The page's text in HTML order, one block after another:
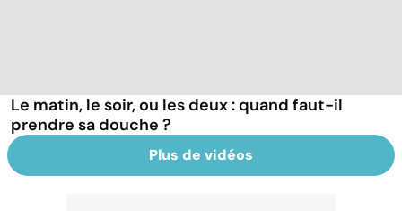
Le matin, le soir, ou les deux : quand faut-il
prendre sa douche ?
Plus de vidéos